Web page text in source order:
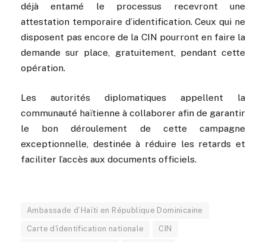
déjà entamé le processus recevront une
attestation temporaire d’identification. Ceux qui ne
disposent pas encore de la CIN pourront en faire la
demande sur place, gratuitement, pendant cette
opération.
Les autorités diplomatiques appellent la
communauté haïtienne à collaborer afin de garantir
le bon déroulement de cette campagne
exceptionnelle, destinée à réduire les retards et
faciliter l’accès aux documents officiels.
Ambassade d’Haïti en République Dominicaine
Carte d'identification nationale CIN